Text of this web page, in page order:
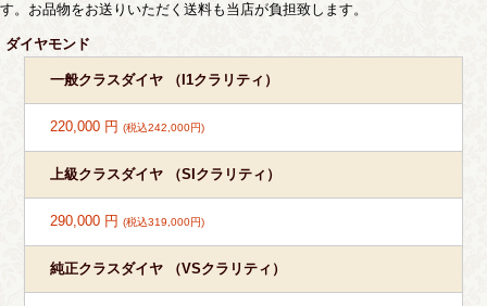
す。お品物をお送りいただく送料も当店が負担致します。
ダイヤモンド
一般クラスダイヤ （I1クラリティ）
220,000 円(税込242,000円)
上級クラスダイヤ （SIクラリティ）
290,000 円(税込319,000円)
純正クラスダイヤ （VSクラリティ）